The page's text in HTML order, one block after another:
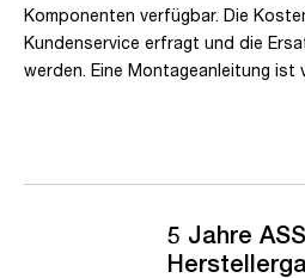
Komponenten verfügbar. Die
Kundenservice erfragt und die
werden. Eine Montageanleitung ist
5 Jahre